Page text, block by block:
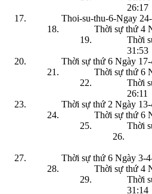
26:17
Thoi-su-thu-6-Ngay
Thời sự thứ 4
Thời
31:53
Thời sự thứ 6 Ngày
Thời sự thứ 6
Thời
26:11
Thời sự thứ 2 Ngày
Thời sự thứ 6
Thời
Thời sự thứ 6 Ngày 3-
Thời sự thứ 4
Thời
31:14